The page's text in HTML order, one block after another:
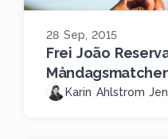
28 Sep, 2015
Frei João
Karin Ahlstrom